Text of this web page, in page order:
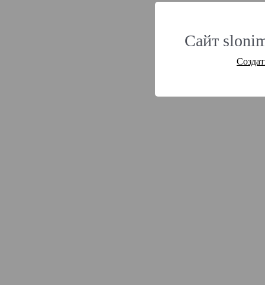
Сайт